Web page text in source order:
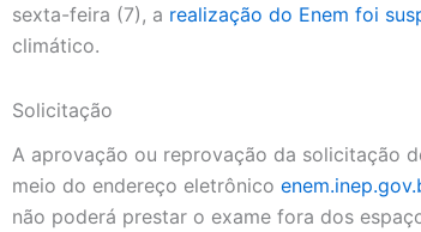
sexta-feira (7), a realização do Enem foi
climático.
Solicitação
A aprovação ou reprovação da solicitação
meio do endereço eletrônico
não poderá prestar o exame fora dos